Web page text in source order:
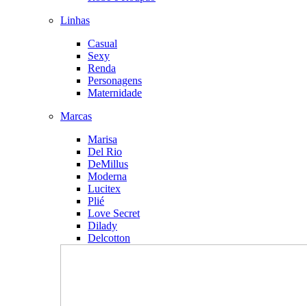
Linhas
Casual
Sexy
Renda
Personagens
Maternidade
Marcas
Marisa
Del Rio
DeMillus
Moderna
Lucitex
Plié
Love Secret
Dilady
Delcotton